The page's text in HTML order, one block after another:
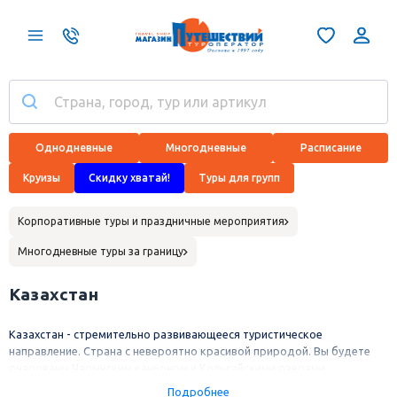
Однодневные Многодневные Расписание
Круизы Скидку хватай! Туры для групп
Корпоративные туры и праздничные мероприятия
Многодневные туры за границу
Казахстан
Казахстан - стремительно развивающееся туристическое
направление. Страна с невероятно красивой природой. Вы будете
курортами Боровое и Чимбулак. Столица Астана - современный
Подробнее